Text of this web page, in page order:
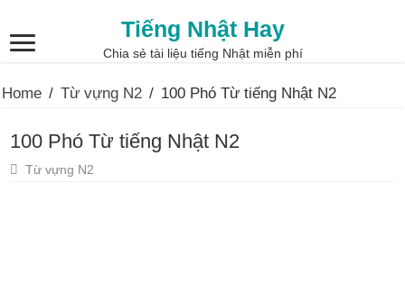
Tiếng Nhật Hay
Chia sẻ tài liệu tiếng Nhật miễn phí
Home / Từ vựng N2 / 100 Phó Từ tiếng Nhật N2
100 Phó Từ tiếng Nhật N2
Từ vựng N2